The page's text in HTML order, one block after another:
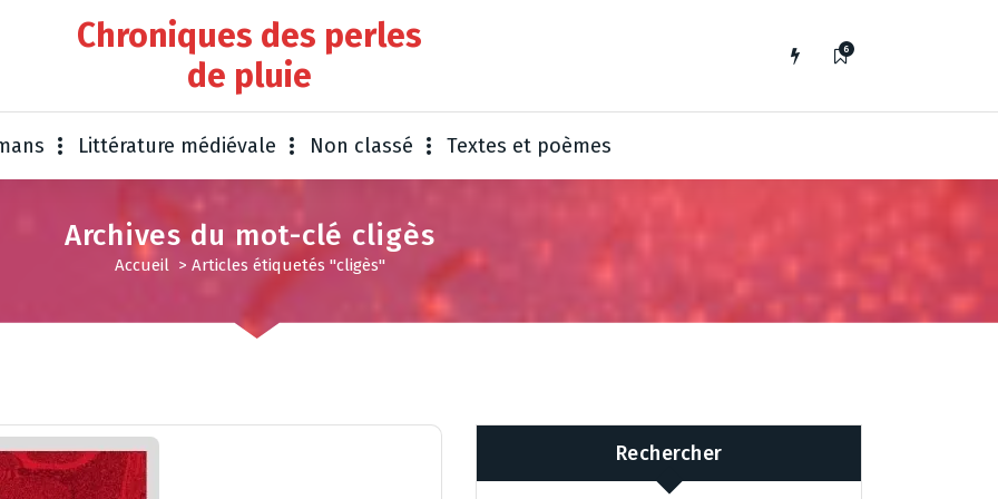
Chroniques des perles
de pluie
6
Littérature médiévale Non classé Textes et poèmes
Archives du mot-clé cligès
Accueil> Articles étiquetés "cligès"
Rechercher